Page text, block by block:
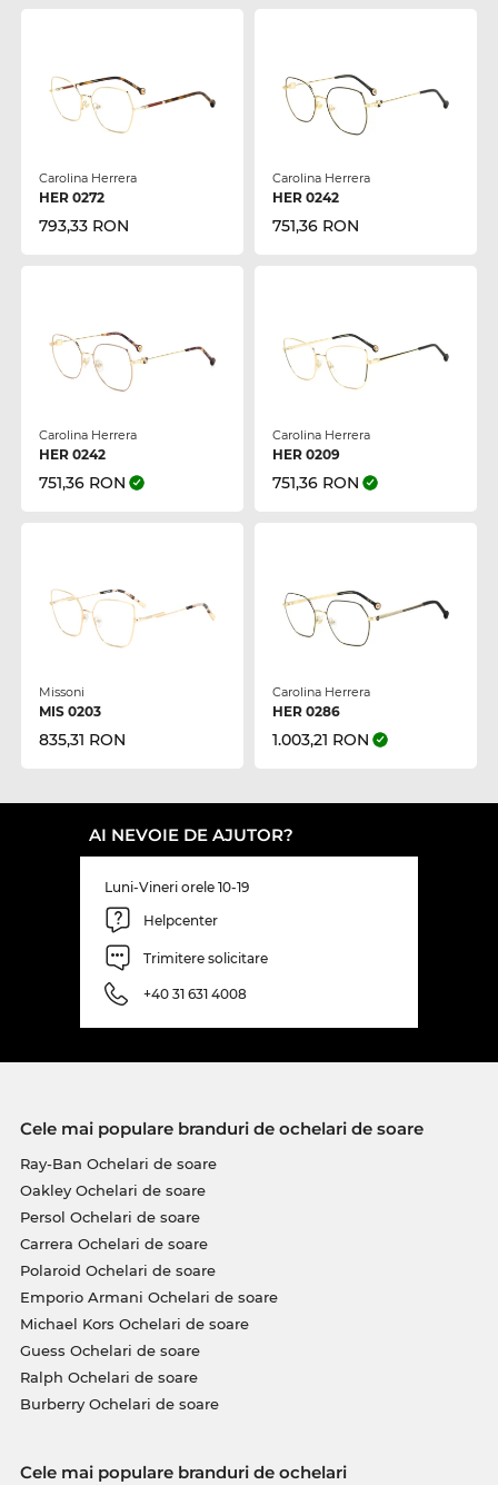
Carolina Herrera
HER 0272
793,33 RON
Carolina Herrera
HER 0242
751,36 RON
Carolina Herrera
HER 0242
751,36 RON
Carolina Herrera
HER 0209
751,36 RON
Missoni
MIS 0203
835,31 RON
Carolina Herrera
HER 0286
1.003,21 RON
AI NEVOIE DE AJUTOR?
Luni-Vineri orele 10-19
Helpcenter
Trimitere solicitare
+40 31 631 4008
Cele mai populare branduri de ochelari de soare
Ray-Ban Ochelari de soare
Oakley Ochelari de soare
Persol Ochelari de soare
Carrera Ochelari de soare
Polaroid Ochelari de soare
Emporio Armani Ochelari de soare
Michael Kors Ochelari de soare
Guess Ochelari de soare
Ralph Ochelari de soare
Burberry Ochelari de soare
Cele mai populare branduri de ochelari